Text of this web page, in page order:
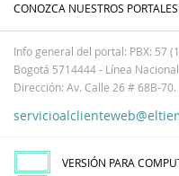
CONOZCA NUESTROS PORTALES
Info general del portal: PBX: 57
Bogotá 5714444 - Línea
Dirección: Av. Calle 26 # 68B-70.
VERSIÓN PARA